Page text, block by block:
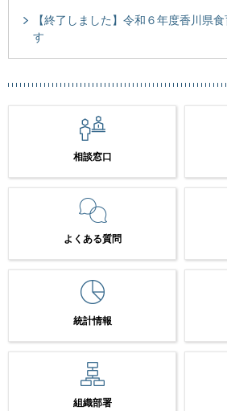
【終了しました】令和６年度香川県
す
相談窓口
よくある質問
統計情報
組織部署